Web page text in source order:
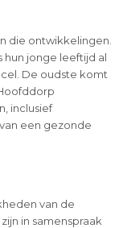
die ontwikkelingen.
hun jonge leeftijd al
De oudste komt
inclusief
een gezonde
van de
in samenspraak